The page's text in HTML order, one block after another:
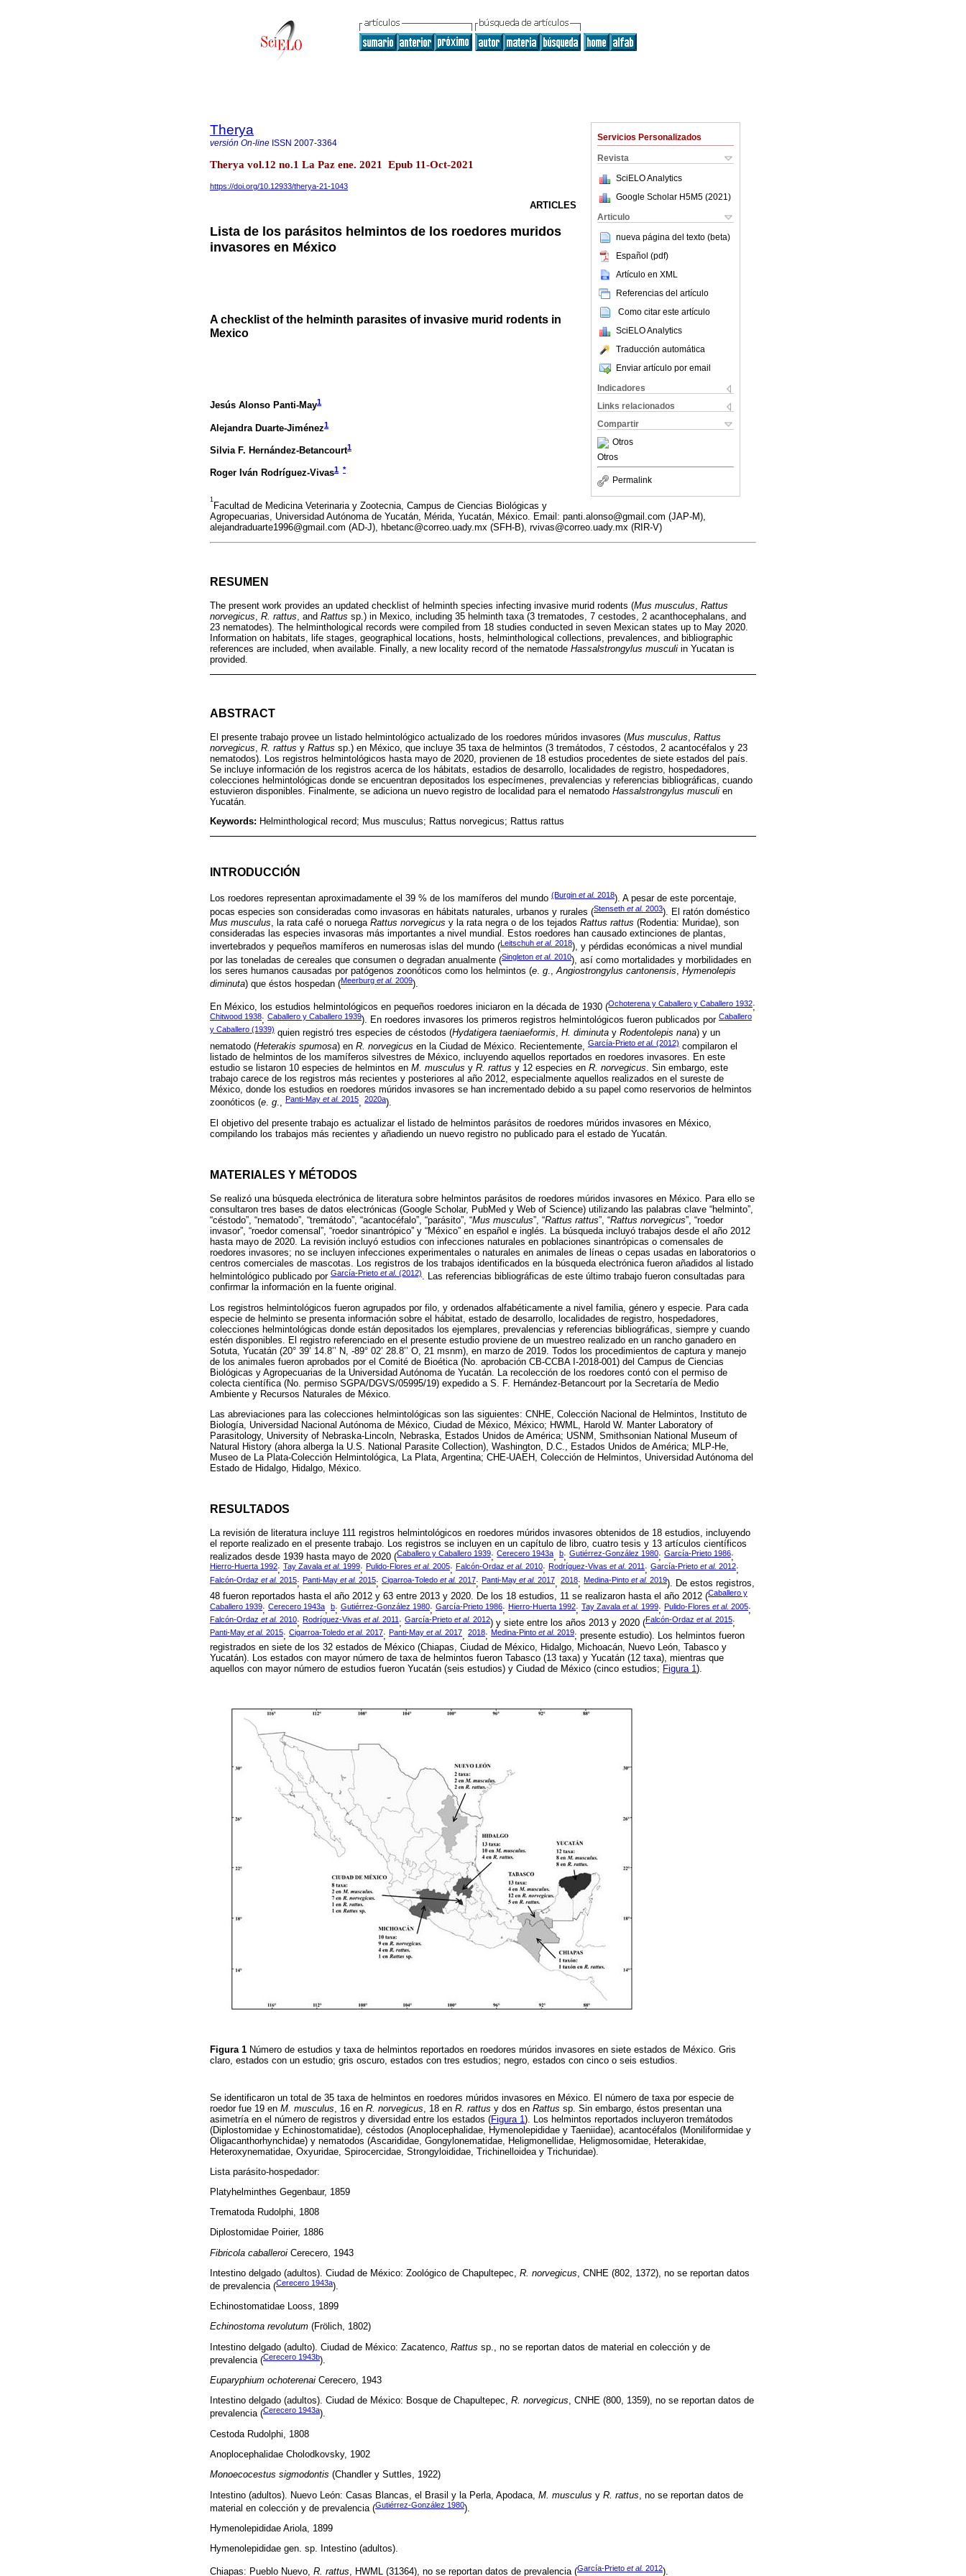
Servicios Personalizados
Revista
SciELO Analytics
Google Scholar H5M5 (2021 )
Articulo
nueva página del texto (beta)
Español (pdf)
Artículo en XML
Referencias del artículo
Como citar este artículo
SciELO Analytics
Traducción automática
Enviar artículo por email
Indicadores
Links relacionados
Compartir
Otros
Otros
Permalink
Therya
versión On-line ISSN 2007-3364
Therya vol.12 no.1 La Paz ene. 2021 Epub 11-Oct-2021
https://doi.org/10.12933/therya-21-1043
ARTICLES
Lista de los parásitos helmintos de los roedores muridos
invasores en México
A checklist of the helminth parasites of invasive murid rodents in
Mexico
Jesús Alonso Panti-May1
Alejandra Duarte-Jiménez1
Silvia F. Hernández-Betancourt1
Roger Iván Rodríguez-Vivas1 *
1
Facultad de Medicina Veterinaria y Zootecnia, Campus de Ciencias Biológicas y
Agropecuarias, Universidad Autónoma de Yucatán, Mérida, Yucatán, México. Email: panti.alonso@gmail.com (JAP-M),
alejandraduarte1996@gmail.com (AD-J), hbetanc@correo.uady.mx (SFH-B), rvivas@correo.uady.mx (RIR-V)
RESUMEN
The present work provides an updated checklist of helminth species infecting invasive murid rodents (Mus musculus Rattus
norvegicus R. rattus , and Rattus sp.) in Mexico, including 35 helminth taxa (3 trematodes, 7 cestodes, 2 acanthocephalans, and
23 nematodes). The helminthological records were compiled from 18 studies conducted in seven Mexican states up to May 2020.
Information on habitats, life stages, geographical locations, hosts, helminthological collections, prevalences, and bibliographic
references are included, when available. Finally, a new locality record of the nematode Hassalstrongylus musculi in Yucatan is
provided.
ABSTRACT
El presente trabajo provee un listado helmintológico actualizado de los roedores múridos invasores (Mus musculus Rattus
norvegicus R. rattus y Rattus sp.) en México, que incluye 35 taxa de helmintos (3 tremátodos, 7 céstodos, 2 acantocéfalos y 23
nematodos). Los registros helmintológicos hasta mayo de 2020, provienen de 18 estudios procedentes de siete estados del país.
Se incluye información de los registros acerca de los hábitats, estadios de desarrollo, localidades de registro, hospedadores,
colecciones helmintológicas donde se encuentran depositados los especímenes, prevalencias y referencias bibliográficas, cuando
estuvieron disponibles. Finalmente, se adiciona un nuevo registro de localidad para el nematodo Hassalstrongylus musculi en
Yucatán.
Keywords: Helminthological record; Mus musculus; Rattus norvegicus; Rattus rattus
INTRODUCCIÓN
Los roedores representan aproximadamente el 39 % de los mamíferos del mundo (Burgin et al. 2018). A pesar de este porcentaje,
pocas especies son consideradas como invasoras en hábitats naturales, urbanos y rurales (Stenseth et al. 2003). El ratón doméstico
Mus musculus, la rata café o noruega Rattus norvegicus y la rata negra o de los tejados Rattus rattus (Rodentia: Muridae), son
consideradas las especies invasoras más importantes a nivel mundial. Estos roedores han causado extinciones de plantas,
invertebrados y pequeños mamíferos en numerosas islas del mundo (Leitschuh et al. 2018), y pérdidas económicas a nivel mundial
por las toneladas de cereales que consumen o degradan anualmente (Singleton et al. 2010), así como mortalidades y morbilidades en
los seres humanos causadas por patógenos zoonóticos como los helmintos (e g Angiostrongylus cantonensis Hymenolepis
diminuta) que éstos hospedan (Meerburg et al. 2009).
En México, los estudios helmintológicos en pequeños roedores iniciaron en la década de 1930 (Ochoterena y Caballero y Caballero 1932;
Chitwood 1938; Caballero y Caballero 1939). En roedores invasores los primeros registros helmintológicos fueron publicados por Caballero
y Caballero (1939) quien registró tres especies de céstodos (Hydatigera taeniaeformis, H. diminuta y Rodentolepis nana) y un
nematodo (Heterakis spumosa) en R. norvegicus en la Ciudad de México. Recientemente, García-Prieto et al. (2012) compilaron el
listado de helmintos de los mamíferos silvestres de México, incluyendo aquellos reportados en roedores invasores. En este
estudio se listaron 10 especies de helmintos en M. musculus y R. rattus y 12 especies en R. norvegicus. Sin embargo, este
trabajo carece de los registros más recientes y posteriores al año 2012, especialmente aquellos realizados en el sureste de
México, donde los estudios en roedores múridos invasores se han incrementado debido a su papel como reservorios de helmintos
zoonóticos (e. g., Panti-May et al. 2015, 2020a).
El objetivo del presente trabajo es actualizar el listado de helmintos parásitos de roedores múridos invasores en México,
compilando los trabajos más recientes y añadiendo un nuevo registro no publicado para el estado de Yucatán.
MATERIALES Y MÉTODOS
Se realizó una búsqueda electrónica de literatura sobre helmintos parásitos de roedores múridos invasores en México. Para ello se
consultaron tres bases de datos electrónicas (Google Scholar, PubMed y Web of Science) utilizando las palabras clave “helminto”,
“céstodo”, “nematodo”, “tremátodo”, “acantocéfalo”, “parásito”, “Mus musculus”, “Rattus rattus”, “Rattus norvegicus”, “roedor
invasor”, “roedor comensal”, “roedor sinantrópico” y “México” en español e inglés. La búsqueda incluyó trabajos desde el año 2012
hasta mayo de 2020. La revisión incluyó estudios con infecciones naturales en poblaciones sinantrópicas o comensales de
roedores invasores; no se incluyen infecciones experimentales o naturales en animales de líneas o cepas usadas en laboratorios o
centros comerciales de mascotas. Los registros de los trabajos identificados en la búsqueda electrónica fueron añadidos al listado
helmintológico publicado por García-Prieto et al. (2012). Las referencias bibliográficas de este último trabajo fueron consultadas para
confirmar la información en la fuente original.
Los registros helmintológicos fueron agrupados por filo, y ordenados alfabéticamente a nivel familia, género y especie. Para cada
especie de helminto se presenta información sobre el hábitat, estado de desarrollo, localidades de registro, hospedadores,
colecciones helmintológicas donde están depositados los ejemplares, prevalencias y referencias bibliográficas, siempre y cuando
estén disponibles. El registro referenciado en el presente estudio proviene de un muestreo realizado en un rancho ganadero en
Sotuta, Yucatán (20° 39’ 14.8’’ N, -89° 02’ 28.8’’ O, 21 msnm), en marzo de 2019. Todos los procedimientos de captura y manejo
de los animales fueron aprobados por el Comité de Bioética (No. aprobación CB-CCBA I-2018-001) del Campus de Ciencias
Biológicas y Agropecuarias de la Universidad Autónoma de Yucatán. La recolección de los roedores contó con el permiso de
colecta científica (No. permiso SGPA/DGVS/05995/19) expedido a S. F. Hernández-Betancourt por la Secretaría de Medio
Ambiente y Recursos Naturales de México.
Las abreviaciones para las colecciones helmintológicas son las siguientes: CNHE, Colección Nacional de Helmintos, Instituto de
Biología, Universidad Nacional Autónoma de México, Ciudad de México, México; HWML, Harold W. Manter Laboratory of
Parasitology, University of Nebraska-Lincoln, Nebraska, Estados Unidos de América; USNM, Smithsonian National Museum of
Natural History (ahora alberga la U.S. National Parasite Collection), Washington, D.C., Estados Unidos de América; MLP-He,
Museo de La Plata-Colección Helmintológica, La Plata, Argentina; CHE-UAEH, Colección de Helmintos, Universidad Autónoma del
Estado de Hidalgo, Hidalgo, México.
RESULTADOS
La revisión de literatura incluye 111 registros helmintológicos en roedores múridos invasores obtenidos de 18 estudios, incluyendo
el reporte realizado en el presente trabajo. Los registros se incluyen en un capítulo de libro, cuatro tesis y 13 artículos científicos
realizados desde 1939 hasta mayo de 2020 (Caballero y Caballero 1939; Cerecero 1943a, b; Gutiérrez-González 1980; García-Prieto 1986;
Hierro-Huerta 1992; Tay Zavala et al. 1999; Pulido-Flores et al. 2005; Falcón-Ordaz et al. 2010; Rodríguez-Vivas et al. 2011; García-Prieto et al. 2012;
Falcón-Ordaz et al. 2015; Panti-May et al. 2015; Cigarroa-Toledo et al. 2017; Panti-May et al. 2017, 2018; Medina-Pinto et al. 2019). De estos registros,
48 fueron reportados hasta el año 2012 y 63 entre 2013 y 2020. De los 18 estudios, 11 se realizaron hasta el año 2012 (Caballero y
Caballero 1939; Cerecero 1943a, b; Gutiérrez-González 1980; García-Prieto 1986; Hierro-Huerta 1992; Tay Zavala et al. 1999; Pulido-Flores et al. 2005;
Falcón-Ordaz et al. 2010; Rodríguez-Vivas et al. 2011 ; García-Prieto et al. 2012) y siete entre los años 2013 y 2020 (Falcón-Ordaz et al. 2015;
Panti-May et al. 2015; Cigarroa-Toledo et al. 2017; Panti-May et al. 2017, 2018; Medina-Pinto et al. 2019; presente estudio). Los helmintos fueron
registrados en siete de los 32 estados de México (Chiapas, Ciudad de México, Hidalgo, Michoacán, Nuevo León, Tabasco y
Yucatán). Los estados con mayor número de taxa de helmintos fueron Tabasco (13 taxa) y Yucatán (12 taxa), mientras que
aquellos con mayor número de estudios fueron Yucatán (seis estudios) y Ciudad de México (cinco estudios; Figura 1 ).
Figura 1 Número de estudios y taxa de helmintos reportados en roedores múridos invasores en siete estados de México. Gris
claro, estados con un estudio; gris oscuro, estados con tres estudios; negro, estados con cinco o seis estudios.
Se identificaron un total de 35 taxa de helmintos en roedores múridos invasores en México. El número de taxa por especie de
roedor fue 19 en M. musculus , 16 en R. norvegicus , 18 en R. rattus y dos en Rattus sp. Sin embargo, éstos presentan una
asimetría en el número de registros y diversidad entre los estados (Figura 1). Los helmintos reportados incluyeron tremátodos
(Diplostomidae y Echinostomatidae), céstodos (Anoplocephalidae, Hymenolepididae y Taeniidae), acantocéfalos (Moniliformidae y
Oligacanthorhynchidae) y nematodos (Ascarididae, Gongylonematidae, Heligmonellidae, Heligmosomidae, Heterakidae,
Heteroxynematidae, Oxyuridae, Spirocercidae, Strongyloididae, Trichinelloidea y Trichuridae).
Lista parásito-hospedador:
Platyhelminthes Gegenbaur, 1859
Trematoda Rudolphi, 1808
Diplostomidae Poirier, 1886
Fibricola caballeroi Cerecero, 1943
Intestino delgado (adultos). Ciudad de México: Zoológico de Chapultepec, R. norvegicus , CNHE (802, 1372), no se reportan datos
de prevalencia (Cerecero 1943a).
Echinostomatidae Looss, 1899
Echinostoma revolutum (Frölich, 1802)
Intestino delgado (adulto). Ciudad de México: Zacatenco, Rattus sp., no se reportan datos de material en colección y de
prevalencia (Cerecero 1943b).
Euparyphium ochoterenai Cerecero, 1943
Intestino delgado (adultos). Ciudad de México: Bosque de Chapultepec, R. norvegicus, CNHE (800, 1359), no se reportan datos de
prevalencia (Cerecero 1943a).
Cestoda Rudolphi, 1808
Anoplocephalidae Cholodkovsky, 1902
Monoecocestus sigmodontis (Chandler y Suttles, 1922)
Intestino (adultos). Nuevo León: Casas Blancas, el Brasil y la Perla, Apodaca, M. musculus y R. rattus , no se reportan datos de
material en colección y de prevalencia (Gutiérrez-González 1980).
Hymenolepididae Ariola, 1899
Hymenolepididae gen. sp. Intestino (adultos).
Chiapas: Pueblo Nuevo, R. rattus , HWML (31364), no se reportan datos de prevalencia (García-Prieto et al. 2012).